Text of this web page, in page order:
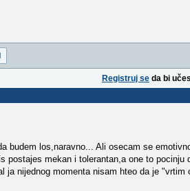
Registruj se da bi
budem los,naravno... Ali osecam se
postajes mekan i tolerantan,a one to
ja nijednog momenta nisam hteo da je "vrtim